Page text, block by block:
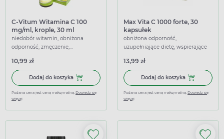
C-Vitum Witamina C 100
mg/ml, krople, 30 ml
niedobór witamin, obniżona
odporność, zmęczenie,
10,99 zł
Dodaj do koszyka Dodaj do koszyka C-Vitum Witamina C 100 mg/ml,
Podana cena jest ceną maksymalną. Dowiedz się
więcej
Max Vita C 1000 forte, 30
kapsułek
obniżona odporność,
uzupełniające dietę, wspierające
13,99 zł
Dodaj do koszyka Dodaj do
Podana cena jest ceną maksymalną. Dowiedz się
więcej